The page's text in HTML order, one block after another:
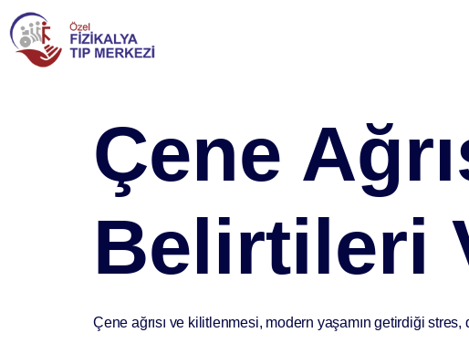
Çene
Belirtileri
Çene ağrısı ve kilitlenmesi, modern yaşamın getirdiği